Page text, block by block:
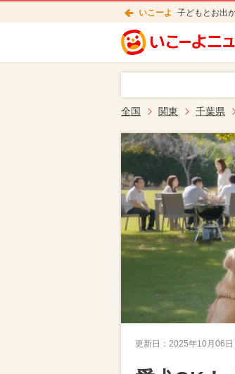
いこーよ 子どもとお出
全国 関東 千葉県
更新日： 2025年10月06日